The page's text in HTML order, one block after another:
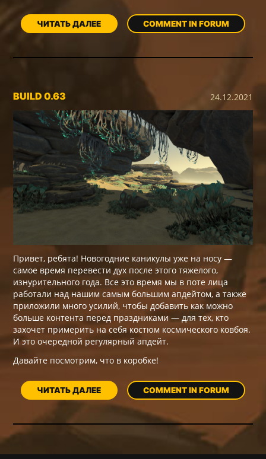
ЧИТАТЬ ДАЛЕЕ COMMENT IN FORUM
24.12.2021
BUILD 0.63
Привет, ребята! Новогодние каникулы уже на носу —
самое время перевести дух после этого тяжелого,
изнурительного года. Все это время мы в поте лица
работали над нашим самым большим апдейтом, а также
приложили много усилий, чтобы добавить как можно
больше контента перед праздниками — для тех, кто
захочет примерить на себя костюм космического ковбоя.
И это очередной регулярный апдейт.
Давайте посмотрим, что в коробке!
ЧИТАТЬ ДАЛЕЕ COMMENT IN FORUM